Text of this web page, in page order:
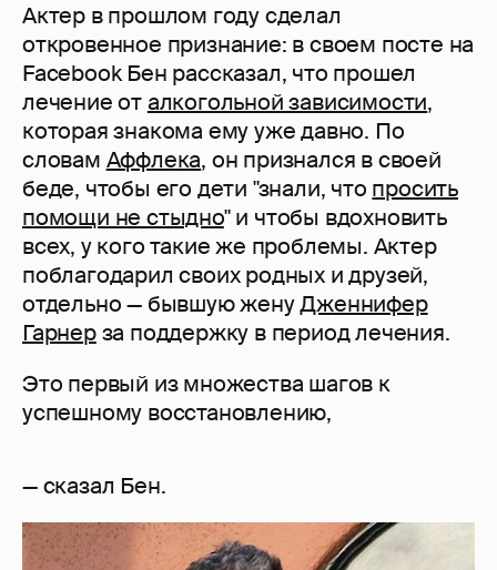
Актер в прошлом году сделал
откровенное признание: в своем посте на
Facebook Бен рассказал, что прошел
лечение оталкогольной зависимости,
которая знакома ему уже давно. По
словам Аффлека, он признался в своей
беде, чтобы его дети "знали, что просить
помощи не стыдно" и чтобы вдохновить
всех, у кого такие же проблемы. Актер
поблагодарил своих родных и друзей,
отдельно — бывшую женуДженнифер
Гарнерза поддержку в период лечения.
Это первый из множества шагов к
успешному восстановлению,
— сказал Бен.